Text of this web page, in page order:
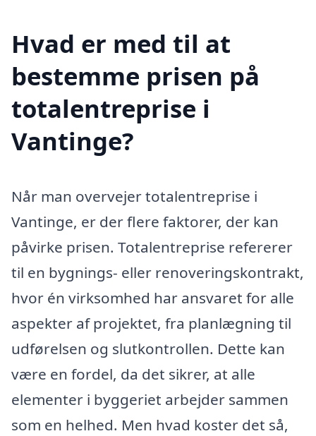
Hvad er med til at
bestemme prisen på
totalentreprise i
Vantinge?
Når man overvejer totalentreprise i
Vantinge, er der flere faktorer, der kan
påvirke prisen. Totalentreprise refererer
til en bygnings- eller renoveringskontrakt,
hvor én virksomhed har ansvaret for alle
aspekter af projektet, fra planlægning til
udførelsen og slutkontrollen. Dette kan
være en fordel, da det sikrer, at alle
elementer i byggeriet arbejder sammen
som en helhed. Men hvad koster det så,